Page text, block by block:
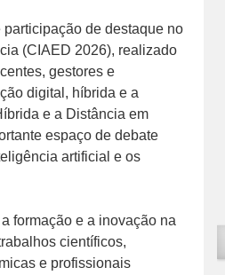
de destaque no
(CIAED 2026), realizado
gestores e
digital, híbrida e a
e a Distância em
espaço de debate
artificial e os
formação e a inovação na
científicos,
e profissionais